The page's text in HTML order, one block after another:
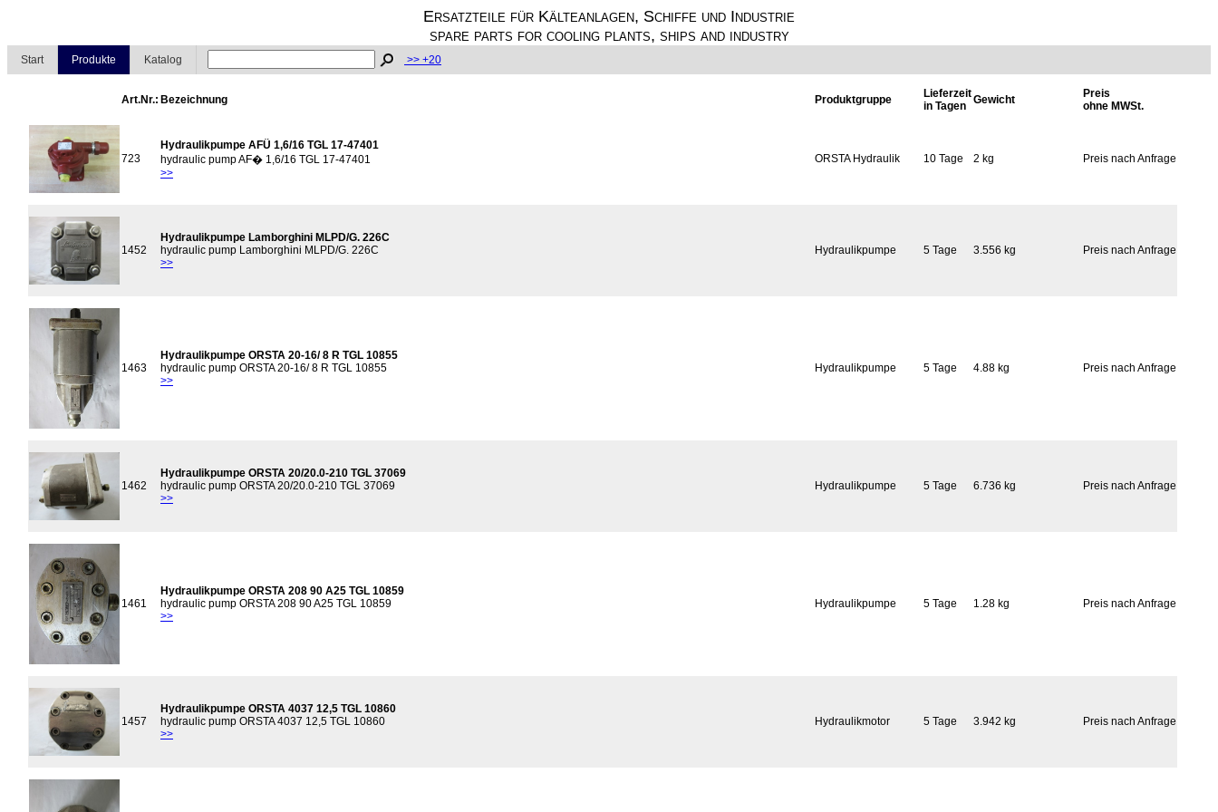
Ersatzteile für Kälteanlagen, Schiffe und Industrie
spare parts for cooling plants, ships and industry
Start Produkte Katalog >> +20
Art.Nr.: Bezeichnung Produktgruppe
Lieferzeit
in Tagen Gewicht
Preis
ohne MWSt.
723
Hydraulikpumpe AFÜ 1,6/16 TGL 17-47401
hydraulic pump AF� 1,6/16 TGL 17-47401
>>
ORSTA Hydraulik 10 Tage 2 kg Preis nach Anfrage
1452
Hydraulikpumpe Lamborghini MLPD/G. 226C
hydraulic pump Lamborghini MLPD/G. 226C
>>
Hydraulikpumpe 5 Tage 3.556 kg Preis nach Anfrage
1463
Hydraulikpumpe ORSTA 20-16/ 8 R TGL 10855
hydraulic pump ORSTA 20-16/ 8 R TGL 10855
>>
Hydraulikpumpe 5 Tage 4.88 kg Preis nach Anfrage
1462
Hydraulikpumpe ORSTA 20/20.0-210 TGL 37069
hydraulic pump ORSTA 20/20.0-210 TGL 37069
>>
Hydraulikpumpe 5 Tage 6.736 kg Preis nach Anfrage
1461
Hydraulikpumpe ORSTA 208 90 A25 TGL 10859
hydraulic pump ORSTA 208 90 A25 TGL 10859
>>
Hydraulikpumpe 5 Tage 1.28 kg Preis nach Anfrage
1457
Hydraulikpumpe ORSTA 4037 12,5 TGL 10860
hydraulic pump ORSTA 4037 12,5 TGL 10860
>>
Hydraulikmotor 5 Tage 3.942 kg Preis nach Anfrage